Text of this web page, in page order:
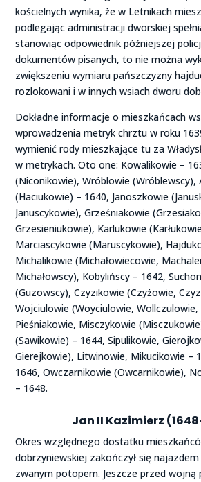
kościelnych wynika, że w Letnikach
podlegając administracji dworskiej
stanowiąc odpowiednik późniejszej
dokumentów pisanych, to nie można
zwiększeniu wymiaru pańszczyzny
rozlokowani i w innych wsiach dworu
Dokładne informacje o mieszkańcach
wprowadzenia metryk chrztu w roku
wymienić rody mieszkające tu za
w metrykach. Oto one: Kowalikowie –
(Niconikowie), Wróblowie (Wróblewscy),
(Haciukowie) – 1640, Janoszkowie
Januscykowie), Grześniakowie
Grzesieniukowie), Karlukowie
Marciascykowie (Maruscykowie),
Michalikowie (Michałowiecowie,
Michałowscy), Kobylińscy – 1642,
(Guzowscy), Czyzikowie (Czyżowie,
Wojciulowie (Woyciulowie, Wollczulowie,
Pieśniakowie, Misczykowie
(Sawikowie) – 1644, Sipulikowie,
Gierejkowie), Litwinowie, Mikucikowie –
1646, Owczarnikowie (Owcarnikowie),
– 1648.
Jan II Kazimierz
Okres względnego dostatku
dobrzyniewskiej zakończył się
zwanym potopem. Jeszcze przed wojną